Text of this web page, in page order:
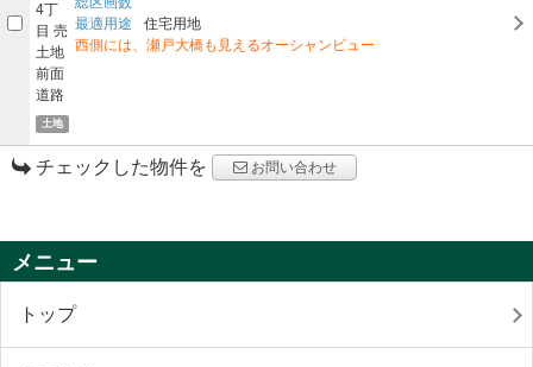
土地
最適用途
住宅用地
西側には、瀬戸大橋も見えるオーシャンビュー
チェックした物件を お問い合わせ
メニュー
トップ